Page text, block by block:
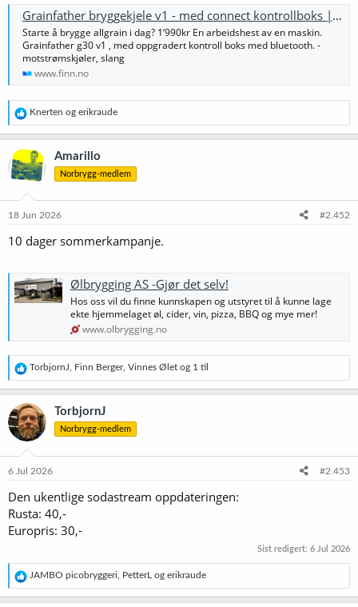
Grainfather bryggekjele v1 - med connect kontrollboks | FINN-torget
Starte å brygge allgrain i dag? 1’990kr En arbeidshest av en maskin.
Grainfather g30 v1 , med oppgradert kontroll boks med bluetooth. -
motstrømskjøler, slang
www.finn.no
R
e
a
k
s
j
e
:
Knerten og erikraude
Amarillo
Norbrygg-medlem
18 Jun 2026 #2.452
10 dager sommerkampanje.
Ølbrygging AS -Gjør det selv!
Hos oss vil du finne kunnskapen og utstyret til å kunne lage
ekte hjemmelaget øl, cider, vin, pizza, BBQ og mye mer!
www.olbrygging.no
R
e
a
k
s
j
o
e
:
TorbjornJ, Finn Berger, Vinnes Ølet og 1 til
TorbjornJ
Norbrygg-medlem
6 Jul 2026 #2.453
Den ukentlige sodastream oppdateringen:
Rusta: 40,-
Europris: 30,-
Sist redigert: 6 Jul 2026
R
e
a
JAMBO picobryggeri, PetterL og erikraude